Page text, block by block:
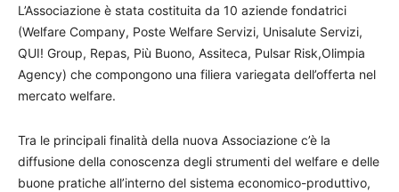
L’Associazione è stata costituita da 10 aziende fondatrici
(Welfare Company, Poste Welfare Servizi, Unisalute Servizi,
QUI! Group, Repas, Più Buono, Assiteca, Pulsar Risk,Olimpia
Agency) che compongono una filiera variegata dell’offerta nel
mercato welfare.
Tra le principali finalità della nuova Associazione c’è la
diffusione della conoscenza degli strumenti del welfare e delle
buone pratiche all’interno del sistema economico-produttivo,